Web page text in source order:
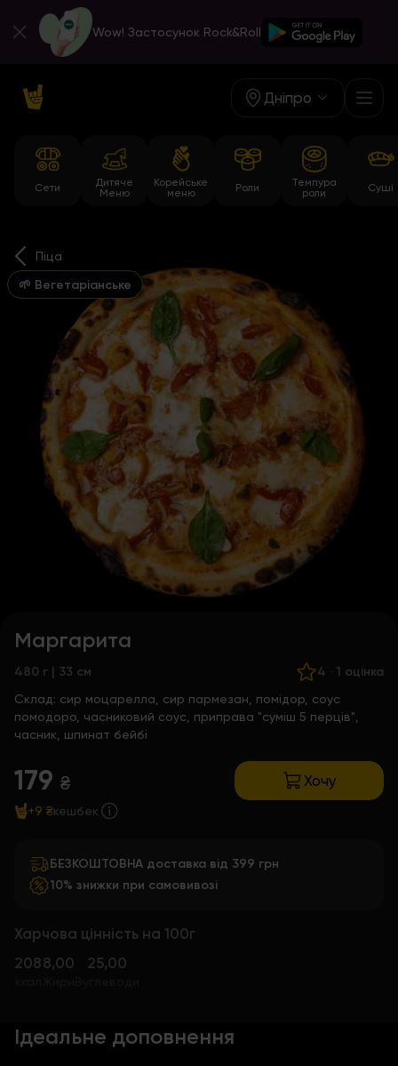
Wow! Застосунок Rock&Roll
Дніпро
Сети
Дитяче
Меню
Корейське
меню
Роли
Темпура
роли
Суші
Піца
🌱 Вегетаріанське
Маргарита
480 г | 33 см 4 · 1 оцінка
Склад: сир моцарелла, сир пармезан, помідор, соус
помодоро, часниковий соус, приправа "суміш 5 перців",
часник, шпинат бейбі
179 ₴ Хочу
+9 ₴кешбек
БЕЗКОШТОВНА доставка від 399 грн
10% знижки при самовивозі
Харчова цінність на 100г
2088,00 25,00
Ідеальне доповнення